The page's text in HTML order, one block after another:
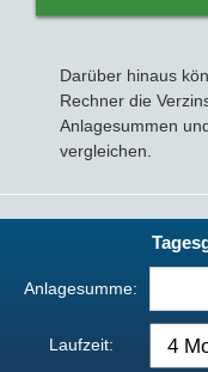
Darüber hinaus
Rechner die
Anlagesummen
vergleichen.
Anlagesumme:
Laufzeit: